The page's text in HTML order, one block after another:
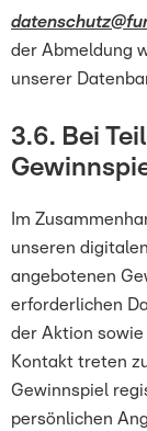
der Abmeldung
unserer
3.6. Bei
Im
unseren
angebotenen
erforderlichen
der Aktion
Kontakt treten
Gewinnspiel
persönlichen